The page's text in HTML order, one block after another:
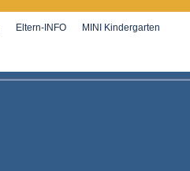
Eltern-INFO MINI Kindergarten